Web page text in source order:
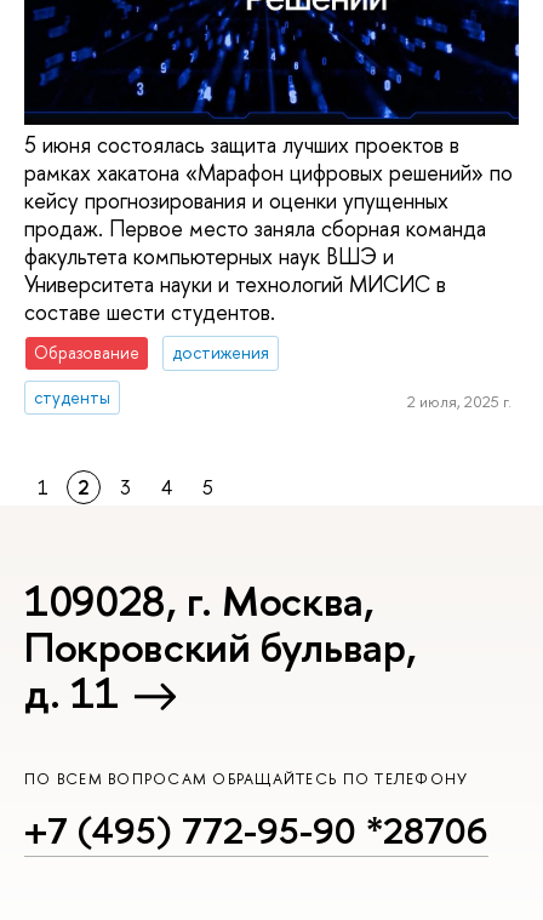
5 июня состоялась защита лучших проектов в
рамках хакатона «Марафон цифровых решений» по
кейсу прогнозирования и оценки упущенных
продаж. Первое место заняла сборная команда
факультета компьютерных наук ВШЭ и
Университета науки и технологий МИСИС в
составе шести студентов.
Образование
достижения
студенты
2 июля, 2025 г.
1 2 3 4 5
109028, г. Москва,
Покровский бульвар,
д. 11
ПО ВСЕМ ВОПРОСАМ ОБРАЩАЙТЕСЬ ПО ТЕЛЕФОНУ
+7 (495) 772-95-90 *28706